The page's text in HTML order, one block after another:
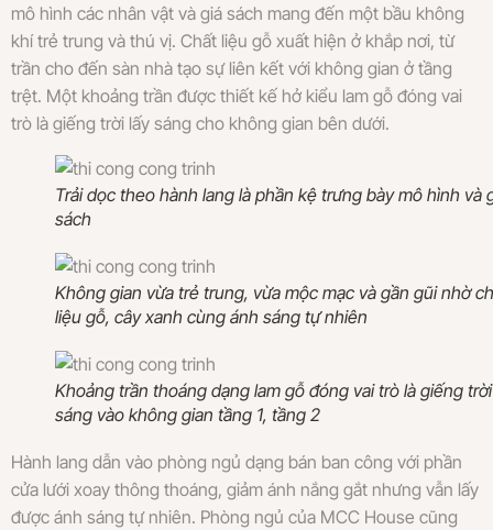
mô hình các nhân vật và giá sách mang đến một bầu không
khí trẻ trung và thú vị. Chất liệu gỗ xuất hiện ở khắp nơi, từ
trần cho đến sàn nhà tạo sự liên kết với không gian ở tầng
trệt. Một khoảng trần được thiết kế hở kiểu lam gỗ đóng vai
trò là giếng trời lấy sáng cho không gian bên dưới.
Trải dọc theo hành lang là phần kệ trưng bày mô hình và
sách
Không gian vừa trẻ trung, vừa mộc mạc và gần gũi nhờ
liệu gỗ, cây xanh cùng ánh sáng tự nhiên
Khoảng trần thoáng dạng lam gỗ đóng vai trò là giếng
sáng vào không gian tầng 1, tầng 2
Hành lang dẫn vào phòng ngủ dạng bán ban công với phần
cửa lưới xoay thông thoáng, giảm ánh nắng gắt nhưng vẫn lấy
được ánh sáng tự nhiên. Phòng ngủ của MCC House cũng